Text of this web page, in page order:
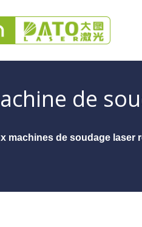
de
machines de soudage